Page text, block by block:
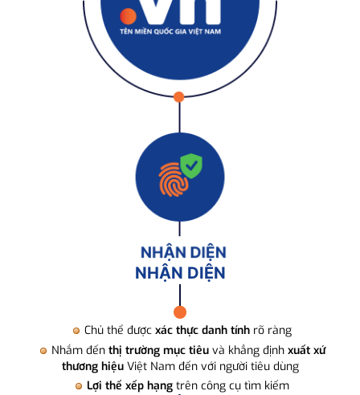
NHẬN DIỆN
Chủ thể được xác thực danh tính rõ ràng
Nhắm đến thị trường mục tiêuvà khẳng định xuất xứ
thương hiệuViệt Nam đến với người tiêu dùng
Lợi thế xếp hạng trên công cụ tìm kiếm